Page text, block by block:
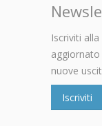
Iscriviti
nuove
Iscriviti